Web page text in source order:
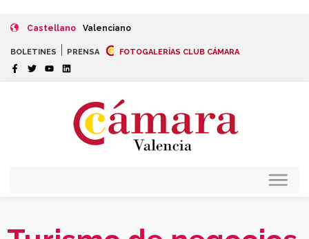
Castellano Valenciano
BOLETINES PRENSA FOTOGALERÍAS CLUB CÁMARA